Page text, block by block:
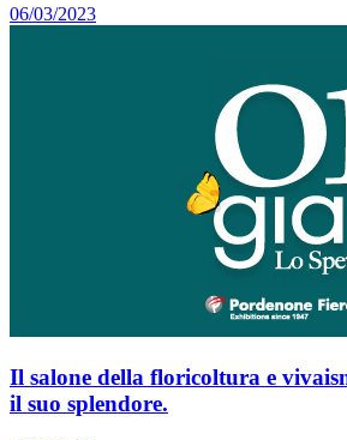
06/03/2023
Il salone della floricoltura e
il suo splendore.